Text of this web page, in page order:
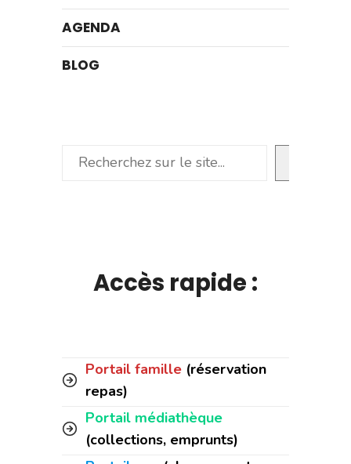
AGENDA
BLOG
Rechercher
Accès rapide :
Portail famille (réservation
repas)
Portail médiathèque
(collections, emprunts)